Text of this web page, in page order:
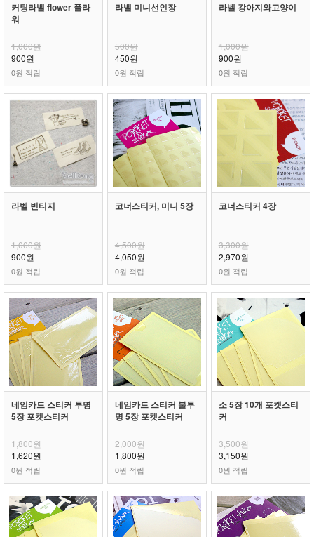
커팅라벨 flower 플라
워
1,000원
900원
0원 적립
라벨 미니선인장
500원
450원
0원 적립
라벨 강아지와고양이
1,000원
900원
0원 적립
라벨 빈티지
1,000원
900원
0원 적립
코너스티커, 미니 5장
4,500원
4,050원
0원 적립
코너스티커 4장
3,300원
2,970원
0원 적립
네임카드 스티커 투명
5장 포켓스티커
1,800원
1,620원
0원 적립
네임카드 스티커 불투
명 5장 포켓스티커
2,000원
1,800원
0원 적립
소 5장 10개 포켓스티
커
3,500원
3,150원
0원 적립